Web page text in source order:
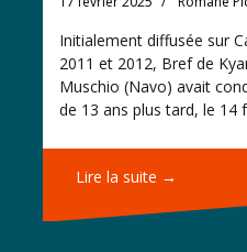
Initialement diffusée sur
2011 et 2012, Bref de
Muschio (Navo) avait
de 13 ans plus tard, le 14
Lire la suite →